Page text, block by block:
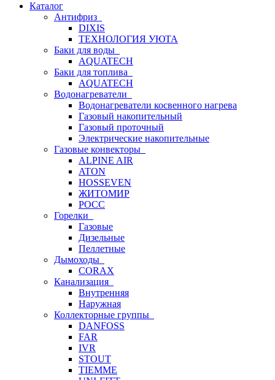
Каталог
Антифриз
DIXIS
ТЕХНОЛОГИЯ УЮТА
Баки для воды
AQUATECH
Баки для топлива
AQUATECH
Водонагреватели
Водонагреватели косвенного нагрева
Газовый накопительный
Газовый проточный
Электрические накопительные
Газовые конвекторы
ALPINE AIR
ATON
HOSSEVEN
ЖИТОМИР
РОСС
Горелки
Газовые
Дизельные
Пеллетные
Дымоходы
CORAX
Канализация
Внутренняя
Наружная
Коллекторные группы
DANFOSS
FAR
IVR
STOUT
TIEMME